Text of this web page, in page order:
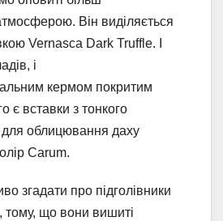
Він виділяється
Vernasca Dark Truffle. І
і
кермом покритим
є вставки з тонкого
облицювання даху
Carum.
згадати про підголівники
тому, що вони вишиті